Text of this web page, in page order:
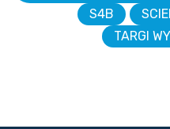
S4B
TARGI